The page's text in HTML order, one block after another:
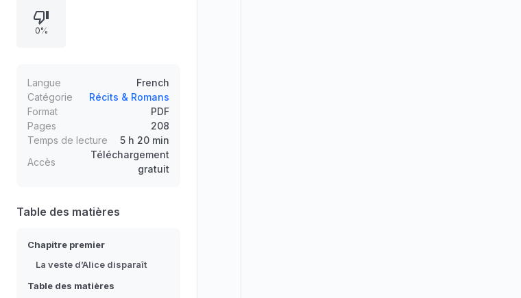
bonheur et joie à plusieurs
personnes, tout en suggérant une
d’Alice, puis déroule une enquête
ponctuée de suspects, d’indices
secrets et d’actions dramatiques
dans un univers d’énigmes.
0%
Langue
French
Catégorie
Récits & Romans
Format
PDF
Pages
208
Temps de lecture
5 h 20 min
Accès
Téléchargement
gratuit
Table des matières
Chapitre premier
La veste d’Alice disparaît
Table des matières